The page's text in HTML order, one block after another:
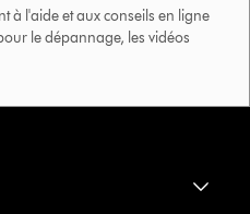
à l'aide et aux conseils en ligne
le dépannage, les vidéos